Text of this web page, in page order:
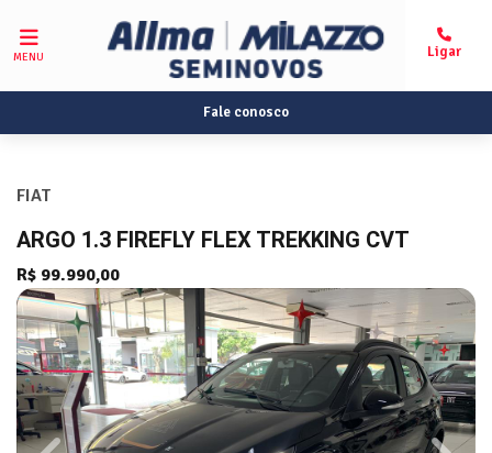
MENU
Fale conosco
FIAT
ARGO 1.3 FIREFLY FLEX TREKKING CVT
R$ 99.990,00